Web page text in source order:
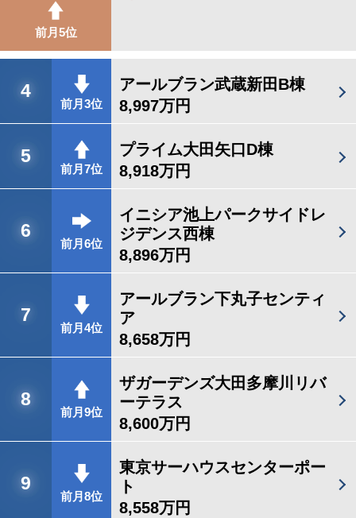
前月5位
4
前月3位
アールブラン武蔵新田B棟
8,997万円
5
前月7位
プライム大田矢口D棟
8,918万円
6
前月6位
イニシア池上パークサイドレ
ジデンス西棟
8,896万円
7
前月4位
アールブラン下丸子センティ
ア
8,658万円
8
前月9位
ザガーデンズ大田多摩川リバ
ーテラス
8,600万円
9
前月8位
東京サーハウスセンターポー
ト
8,558万円